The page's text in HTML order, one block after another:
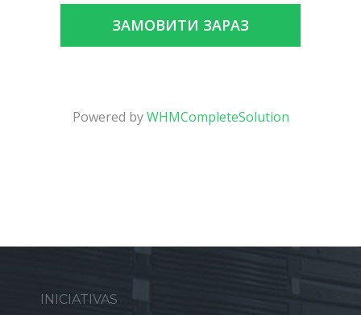
ЗАМОВИТИ ЗАРАЗ
Powered byWHMCompleteSolution
INICIATIVAS